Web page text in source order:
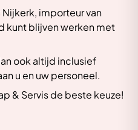
importeur van
kunt blijven werken met
ook altijd inclusief
u en uw personeel.
& Servis de beste keuze!